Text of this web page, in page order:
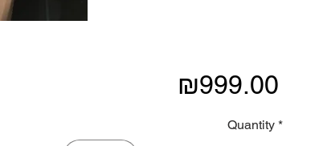
₪999.00
Quantity *